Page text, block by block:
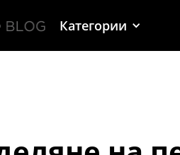
Категории